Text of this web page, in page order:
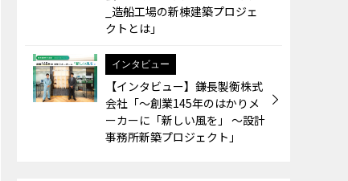
_造船工場の新棟建築プロジェ
クトとは」
インタビュー
【インタビュー】鎌長製衡株式
会社「～創業145年のはかりメ
ーカーに「新しい風を」 ～設計
事務所新築プロジェクト」